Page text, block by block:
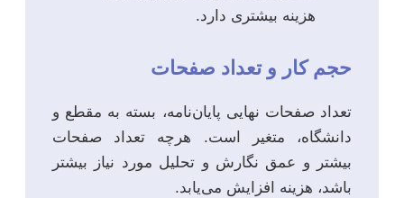
هزینه بیشتری دارد.
حجم کار و تعداد صفحات
تعداد صفحات نهایی پایان‌نامه، بسته به مقطع و
دانشگاه، متغیر است. هرچه تعداد صفحات
بیشتر و عمق نگارش و تحلیل مورد نیاز بیشتر
باشد، هزینه افزایش می‌یابد.